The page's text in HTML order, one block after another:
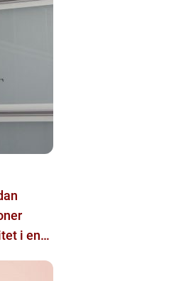
i en